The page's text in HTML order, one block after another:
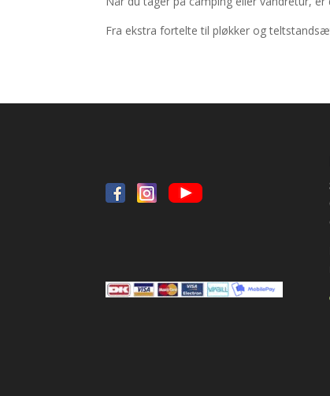
Fra ekstra fortelte til pløkker og